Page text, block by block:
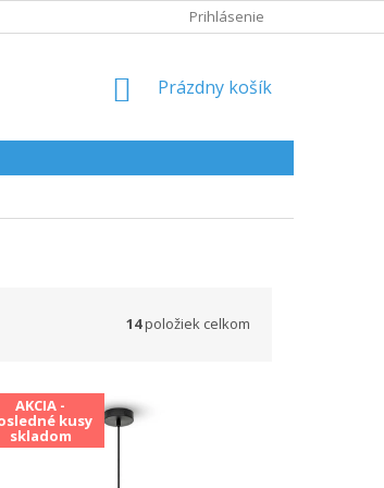
Prihlásenie
NÁKUPNÝ
Prázdny košík
14položiek celkom
AKCIA -
kusy
skladom